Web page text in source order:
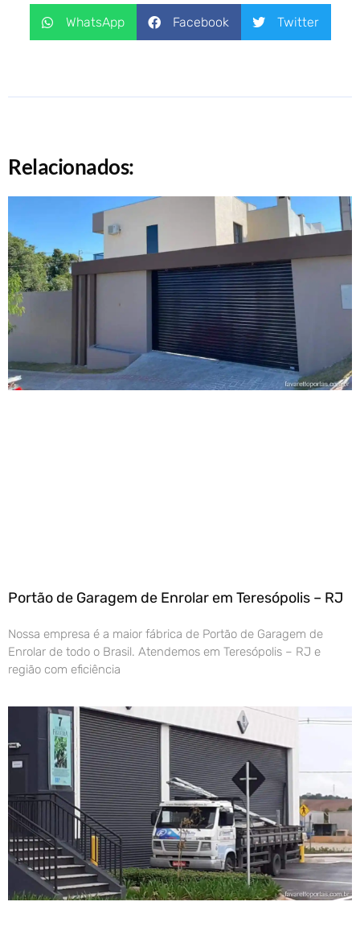
WhatsApp Facebook Twitter
Relacionados:
Portão de Garagem de Enrolar em Teresópolis – RJ
Nossa empresa é a maior fábrica de Portão de Garagem de
Enrolar de todo o Brasil. Atendemos em Teresópolis – RJ e
região com eficiência